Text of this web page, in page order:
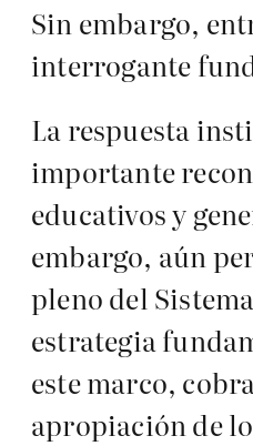
Sin embargo,
interrogante
La respuesta
importante
educativos y
embargo, aún
pleno del
estrategia
este marco,
apropiación de